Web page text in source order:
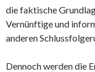
die faktische
Vernünftige und
anderen
Dennoch werden die